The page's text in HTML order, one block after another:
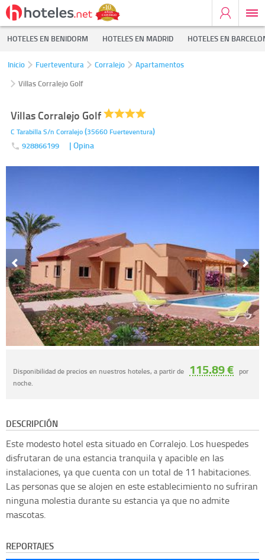
HOTELES EN BENIDORM HOTELES EN MADRID HOTELES EN
Inicio Fuerteventura Corralejo
Apartamentos
Villas Corralejo Golf
Villas Corralejo Golf
C Tarabilla S/n Corralejo(35660 Fuerteventura)
928866199 | Opina
Disponibilidad de precios en nuestros hoteles, a partir de 115.89 € por
noche.
DESCRIPCIÓN
Este modesto hotel esta situado en Corralejo. Los huespedes
disfrutaran de una estancia tranquila y apacible en las
instalaciones, ya que cuenta con un total de 11 habitaciones.
Las personas que se alojen en este establecimiento no sufriran
ninguna molestia durante su estancia ya que no admite
mascotas.
REPORTAJES